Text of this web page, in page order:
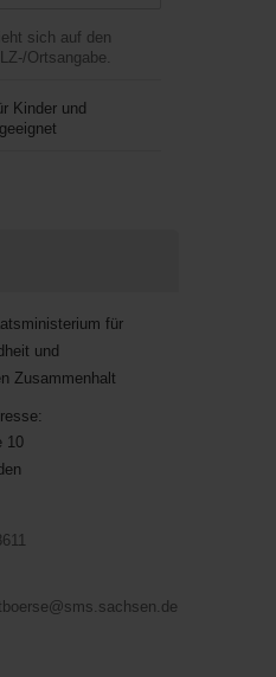
sich auf den
Ortsangabe.
Kinder und
für
und
Zusammenhalt
10